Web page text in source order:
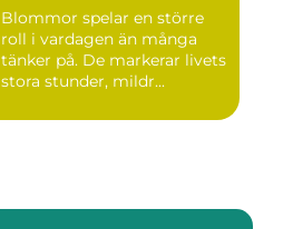
Blommor spelar en större
roll i vardagen än många
tänker på. De markerar livets
stora stunder, mildr...